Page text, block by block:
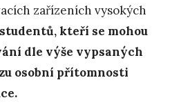
zařízeních vysokých
kteří se mohou
dle výše vypsaných
osobní přítomnosti